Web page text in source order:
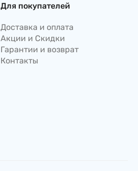
Для покупателей
Доставка и оплата
Акции и Скидки
Гарантии и возврат
Контакты